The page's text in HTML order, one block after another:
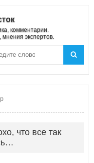
комментарии.
экспертов.
что все так